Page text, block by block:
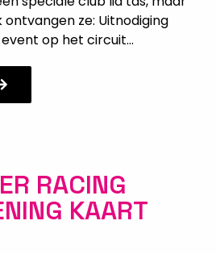
ze: Uitnodiging
op het circuit...
RACING
KAART